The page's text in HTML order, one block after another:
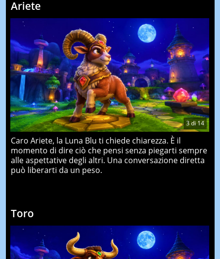
Ariete
3di14
Caro Ariete, la Luna Blu ti chiede chiarezza. È il
momento di dire ciò che pensi senza piegarti sempre
alle aspettative degli altri. Una conversazione diretta
può liberarti da un peso.
Toro